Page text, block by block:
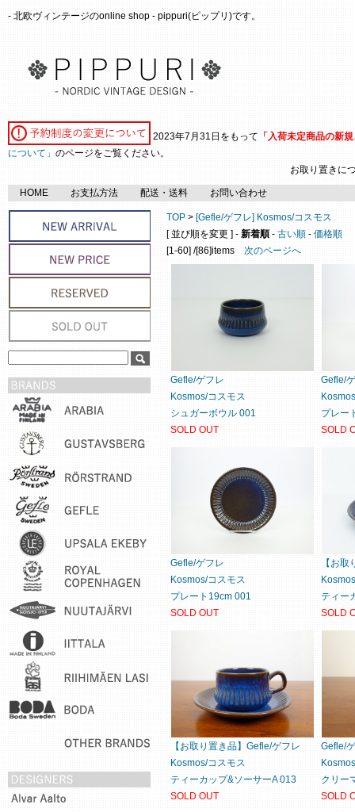
- 北欧ヴィンテージのonline shop - pippuri(ピップリ)です。
2023年7月31日をもって 「入荷未定商品の新
について」 のページをご覧ください。
お取り置きに
HOME お支払方法 配送・送料 お問い合わせ
TOP > [Gefle/ゲフレ] Kosmos/コスモス
[ 並び順を変更 ] - 新着順 - 古い順 - 価格順
[1-60] /[86]items 次のページへ
Gefle/ゲフレ
Kosmos/コスモス
シュガーボウル 001
SOLD OUT
Gefle/
プレー
SOLD
Gefle/ゲフレ
Kosmos/コスモス
プレート19cm 001
SOLD OUT
【お
ティー
SOLD
【お取り置き品】Gefle/ゲフレ
Kosmos/コスモス
ティーカップ&ソーサーA 013
SOLD OUT
Gefle/
クリー
SOLD